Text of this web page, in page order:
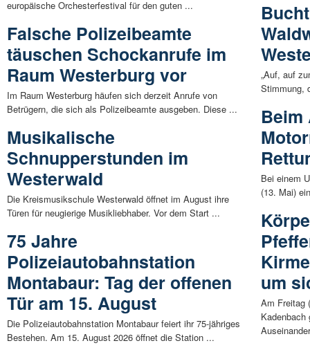
europäische Orchesterfestival für den guten ...
Falsche Polizeibeamte
täuschen Schockanrufe im
Raum Westerburg vor
Im Raum Westerburg häufen sich derzeit Anrufe von
Betrügern, die sich als Polizeibeamte ausgeben. Diese ...
Musikalische
Schnupperstunden im
Westerwald
Die Kreismusikschule Westerwald öffnet im August ihre
Türen für neugierige Musikliebhaber. Vor dem Start ...
75 Jahre
Polizeiautobahnstation
Montabaur: Tag der offenen
Tür am 15. August
Die Polizeiautobahnstation Montabaur feiert ihr 75-jähriges
Bestehen. Am 15. August 2026 öffnet die Station ...
„Auf, auf
Stimmung,
Beim
Bei einem
(13. Mai)
um
Am Freitag
Kadenbach